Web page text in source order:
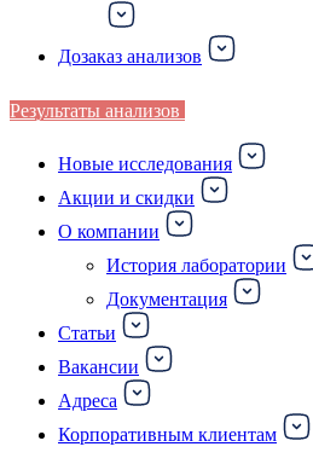
Дозаказ анализов
Результаты анализов
Новые исследования
Акции и скидки
О компании
История лаборатории
Документация
Статьи
Вакансии
Адреса
Корпоративным клиентам